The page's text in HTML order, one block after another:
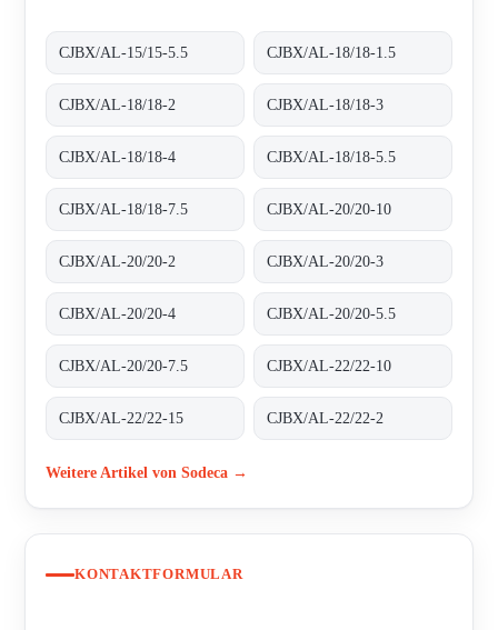
CJBX/AL-15/15-5.5 CJBX/AL-18/18-1.5
CJBX/AL-18/18-2 CJBX/AL-18/18-3
CJBX/AL-18/18-4 CJBX/AL-18/18-5.5
CJBX/AL-18/18-7.5 CJBX/AL-20/20-10
CJBX/AL-20/20-2 CJBX/AL-20/20-3
CJBX/AL-20/20-4 CJBX/AL-20/20-5.5
CJBX/AL-20/20-7.5 CJBX/AL-22/22-10
CJBX/AL-22/22-15 CJBX/AL-22/22-2
Weitere Artikel von Sodeca →
KONTAKTFORMULAR